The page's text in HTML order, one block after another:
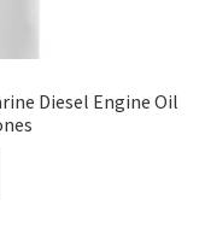
Diesel Engine Oil